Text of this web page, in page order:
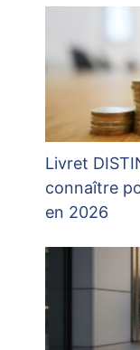
Livret
connaître
en 2026